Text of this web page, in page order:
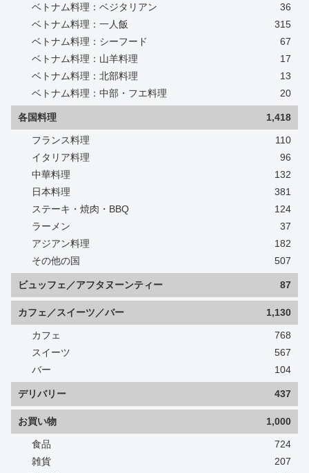
ベトナム料理：ベジタリアン
36
ベトナム料理：一人飯
315
ベトナム料理：シーフード
67
ベトナム料理：山羊料理
17
ベトナム料理：北部料理
13
ベトナム料理：中部・フエ料理
20
各国料理 1,418
フランス料理
110
イタリア料理
96
中華料理
132
日本料理
381
ステーキ・焼肉・BBQ
124
ラーメン
37
アジアン料理
182
その他の国
507
ビュッフェ／アフタヌーンティー 87
カフェ／スイーツ／バー 1,130
カフェ
768
スイーツ
567
バー
104
デリバリー 437
お買い物 1,000
食品
724
雑貨
207